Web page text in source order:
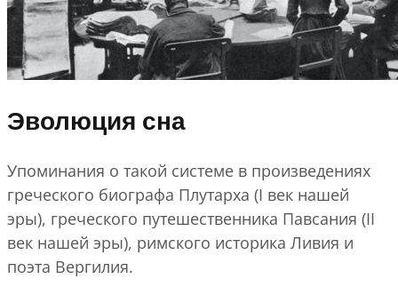
Эволюция сна
Упоминания о такой системе в произведениях
греческого биографа Плутарха (I век нашей
эры), греческого путешественника Павсания (II
век нашей эры), римского историка Ливия и
поэта Вергилия.